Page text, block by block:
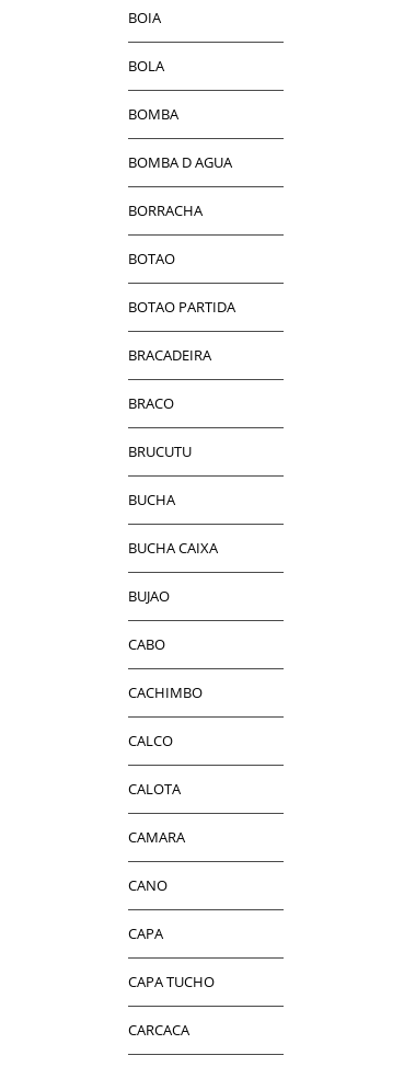
BOIA
BOLA
BOMBA
BOMBA D AGUA
BORRACHA
BOTAO
BOTAO PARTIDA
BRACADEIRA
BRACO
BRUCUTU
BUCHA
BUCHA CAIXA
BUJAO
CABO
CACHIMBO
CALCO
CALOTA
CAMARA
CANO
CAPA
CAPA TUCHO
CARCACA